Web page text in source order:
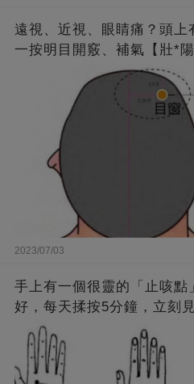
遠視、近視、眼睛痛？頭上
一按明目開竅、補氣【壯*陽
2023/07/03
手上有一個很靈的「止咳點
好，每天揉按5分鐘，立刻